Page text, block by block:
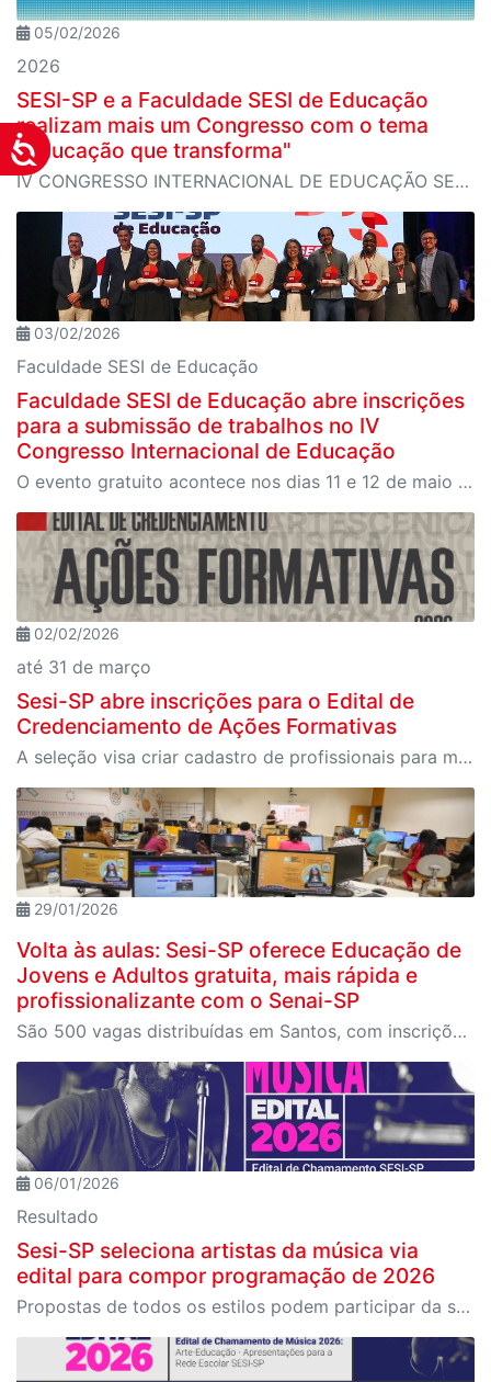
Acessibilidade
05/02/2026
2026
SESI-SP e a Faculdade SESI de Educação
realizam mais um Congresso com o tema
"Educação que transforma"
IV CONGRESSO INTERNACIONAL DE EDUCAÇÃO SESI-SP
03/02/2026
Faculdade SESI de Educação
Faculdade SESI de Educação abre inscrições
para a submissão de trabalhos no IV
Congresso Internacional de Educação
O evento gratuito acontece nos dias 11 e 12 de maio e reunirá especialistas em torno do tema “Educação que Transforma”. As vagas para participação presencial são limitadas, e a submissão de trabalhos pode ser feita até 31 de março
02/02/2026
até 31 de março
Sesi-SP abre inscrições para o Edital de
Credenciamento de Ações Formativas
A seleção visa criar cadastro de profissionais para ministrar oficinas, palestras, workshops e outras atividades formativas em unidades do Sesi-SP em todo o estado
29/01/2026
Volta às aulas: Sesi-SP oferece Educação de
Jovens e Adultos gratuita, mais rápida e
profissionalizante com o Senai-SP
São 500 vagas distribuídas em Santos, com inscrições abertas até 8 de fevereiro no site do SESI-SP. As aulas iniciam em 9 de fevereiro.
06/01/2026
Resultado
Sesi-SP seleciona artistas da música via
edital para compor programação de 2026
Propostas de todos os estilos podem participar da seleção que formará a programação musical do SESI-SP em 2026 por todo o Estado